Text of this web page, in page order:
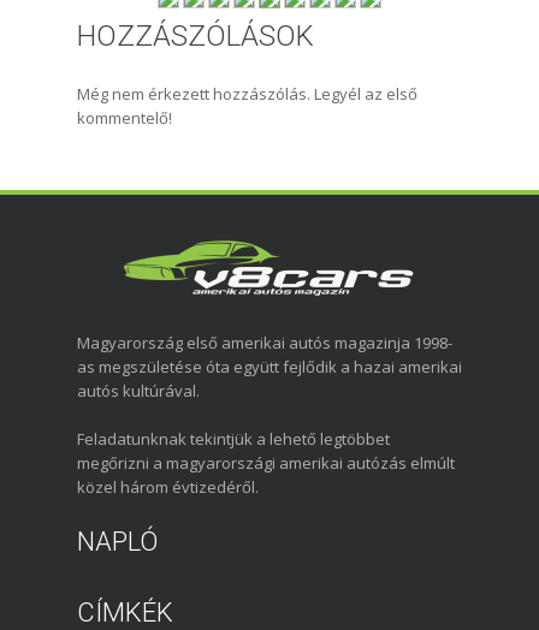
HOZZÁSZÓLÁSOK
Még nem érkezett hozzászólás. Legyél az első
kommentelő!
Magyarország első amerikai autós magazinja 1998-
as megszületése óta együtt fejlődik a hazai amerikai
autós kultúrával.
Feladatunknak tekintjük a lehető legtöbbet
megőrizni a magyarországi amerikai autózás elmúlt
közel három évtizedéről.
NAPLÓ
CÍMKÉK